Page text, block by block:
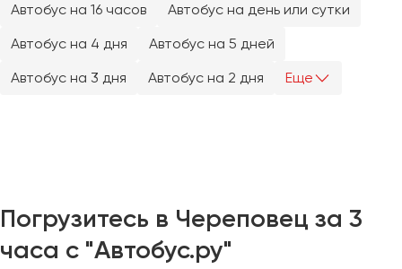
Автобус на 16 часов
Автобус на день или сутки
Автобус на 4 дня
Автобус на 5 дней
Автобус на 3 дня
Автобус на 2 дня Еще
Погрузитесь в Череповец за 3
часа с "Автобус.ру"
Ярославль